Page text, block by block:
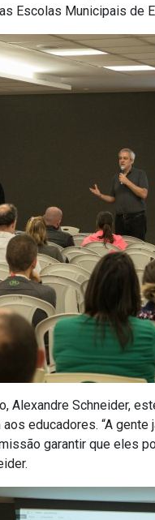
Escolas Municipais de
Alexandre Schneider,
educadores. “A
garantir que eles